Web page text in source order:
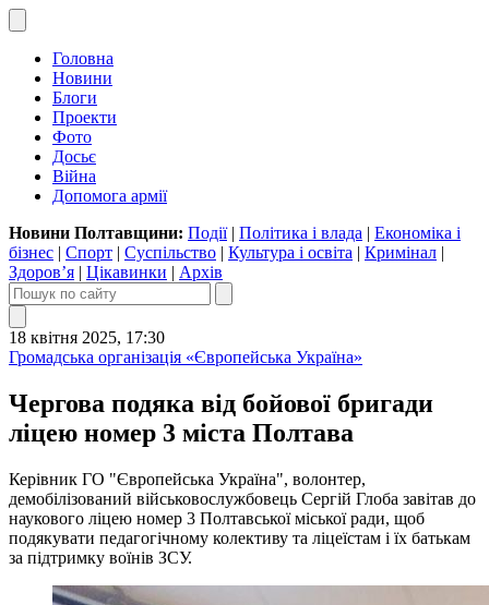
Головна
Новини
Блоги
Проекти
Фото
Досьє
Війна
Допомога армії
Новини Полтавщини: Події| Політика і влада | Економіка і
бізнес | Спорт | Суспільство | Культура і освіта | Кримінал |
Здоров’я | Цікавинки | Архів
18 квітня 2025, 17:30
Громадська організація «Європейська Україна»
Чергова подяка від бойової бригади
ліцею номер 3 міста Полтава
Керівник ГО "Європейська Україна", волонтер,
демобілізований військовослужбовець Сергій Глоба завітав до
наукового ліцею номер 3 Полтавської міської ради, щоб
подякувати педагогічному колективу та ліцеїстам і їх батькам
за підтримку воїнів ЗСУ.